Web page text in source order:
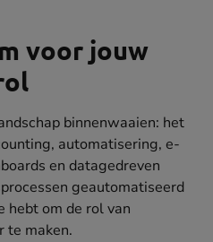
voor jouw
binnenwaaien: het
automatisering, e-
en datagedreven
geautomatiseerd
hebt om de rol van
te maken.